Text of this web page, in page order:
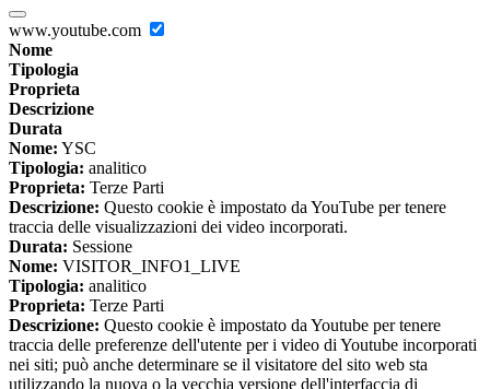
www.youtube.com
Nome
Tipologia
Proprieta
Descrizione
Durata
Nome: YSC
Tipologia: analitico
Proprieta: Terze Parti
Descrizione: Questo cookie è impostato da YouTube per tenere
traccia delle visualizzazioni dei video incorporati.
Durata: Sessione
Nome: VISITOR_INFO1_LIVE
Tipologia: analitico
Proprieta: Terze Parti
Descrizione: Questo cookie è impostato da Youtube per tenere
traccia delle preferenze dell'utente per i video di Youtube incorporati
nei siti; può anche determinare se il visitatore del sito web sta
utilizzando la nuova o la vecchia versione dell'interfaccia di